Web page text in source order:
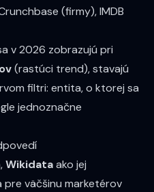
(firmy), IMDB
v 2026 zobrazujú pri
(rastúci trend), stavajú
filtri: entita, o ktorej sa
jednoznačne
Wikidataako jej
väčšinu marketérov